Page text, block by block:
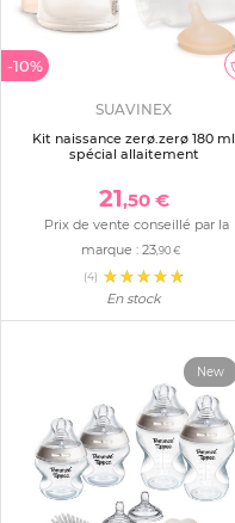
-10%
SUAVINEX
Kit naissance zerø.zerø 180 ml
spécial allaitement
21,50 €
Prix de vente conseillé par la
marque :23,90 €
(4)
En stock
New